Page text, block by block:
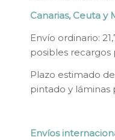
Canarias, Ceuta y
Envío ordinario:
posibles recargos
Plazo estimado
pintado y láminas
Envíos